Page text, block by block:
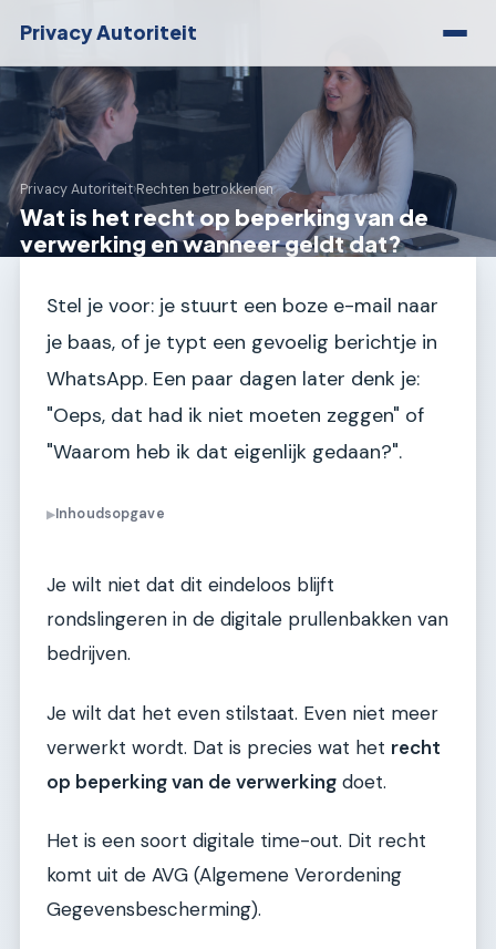
Privacy Autoriteit
Privacy Autoriteit›Rechten betrokkenen
Wat is het recht op beperking van de
verwerking en wanneer geldt dat?
Stel je voor: je stuurt een boze e-mail naar
je baas, of je typt een gevoelig berichtje in
WhatsApp. Een paar dagen later denk je:
"Oeps, dat had ik niet moeten zeggen" of
"Waarom heb ik dat eigenlijk gedaan?".
▶Inhoudsopgave
Je wilt niet dat dit eindeloos blijft
rondslingeren in de digitale prullenbakken van
bedrijven.
Je wilt dat het even stilstaat. Even niet meer
verwerkt wordt. Dat is precies wat het recht
op beperking van de verwerking doet.
Het is een soort digitale time-out. Dit recht
komt uit de AVG (Algemene Verordening
Gegevensbescherming).